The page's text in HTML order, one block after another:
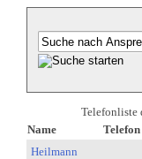
Telefonliste
Name
Telefon
Heilmann